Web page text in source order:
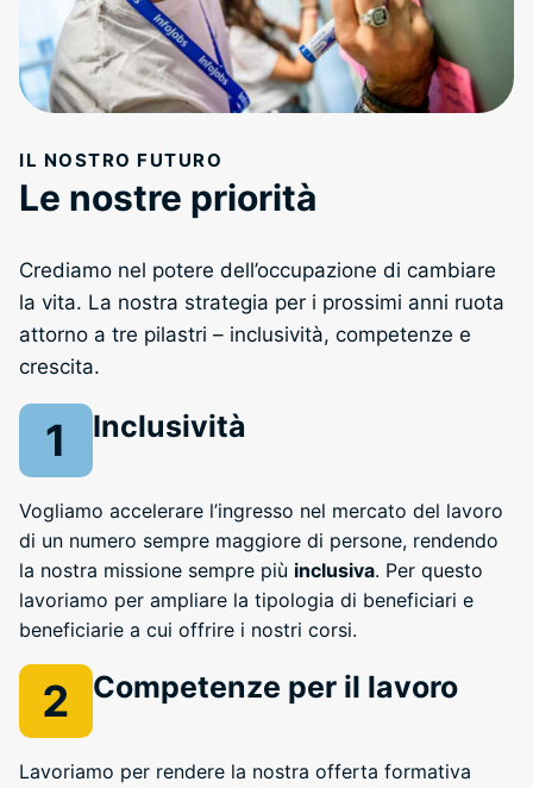
IL NOSTRO FUTURO
Le nostre priorità
Crediamo nel potere dell’occupazione di cambiare
la vita. La nostra strategia per i prossimi anni ruota
attorno a tre pilastri – inclusività, competenze e
crescita.
Inclusività
Vogliamo accelerare l’ingresso nel mercato del lavoro
di un numero sempre maggiore di persone, rendendo
la nostra missione sempre più inclusiva. Per questo
lavoriamo per ampliare la tipologia di beneficiari e
beneficiarie a cui offrire i nostri corsi.
Competenze per il lavoro
Lavoriamo per rendere la nostra offerta formativa